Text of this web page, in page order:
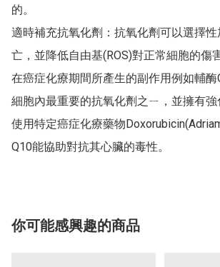
的。
適時補充抗氧化劑：抗氧化劑可以選擇
亡，並降低自由基(ROS)對正常細胞的傷
在癌症化療期間所產生的副作用例如輔酶
細胞內最重要的抗氧化劑之ㄧ，並擁有
使用特定癌症化療藥物
Q10能協助對抗其心臟的毒性。
你可能感興趣的商品